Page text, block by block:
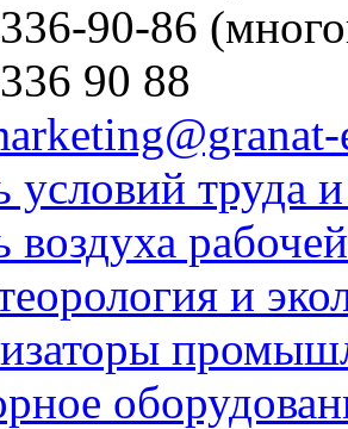
90-86
90 88
условий труда
воздуха
и